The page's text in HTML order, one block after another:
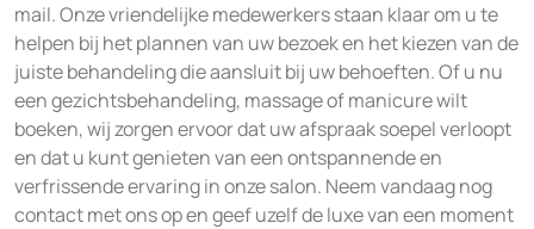
mail. Onze vriendelijke medewerkers staan klaar om u te
helpen bij het plannen van uw bezoek en het kiezen van de
juiste behandeling die aansluit bij uw behoeften. Of u nu
een gezichtsbehandeling, massage of manicure wilt
boeken, wij zorgen ervoor dat uw afspraak soepel verloopt
en dat u kunt genieten van een ontspannende en
verfrissende ervaring in onze salon. Neem vandaag nog
contact met ons op en geef uzelf de luxe van een moment